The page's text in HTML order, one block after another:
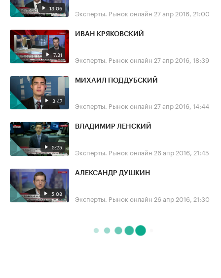
13:06 Эксперты. Рынок онлайн 27 апр 2016, 21:00
7:31
ИВАН КРЯКОВСКИЙ
Эксперты. Рынок онлайн 27 апр 2016, 18:39
3:47
МИХАИЛ ПОДДУБСКИЙ
Эксперты. Рынок онлайн 27 апр 2016, 14:44
5:25
ВЛАДИМИР ЛЕНСКИЙ
Эксперты. Рынок онлайн 26 апр 2016, 21:45
5:08
АЛЕКСАНДР ДУШКИН
Эксперты. Рынок онлайн 26 апр 2016, 21:30